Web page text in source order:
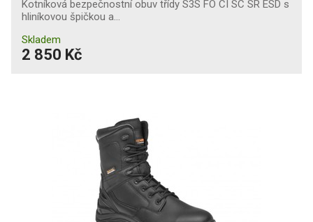
Kotníková bezpečnostní obuv třídy S3S FO CI SC SR ESD s
hliníkovou špičkou a…
Skladem
2 850 Kč